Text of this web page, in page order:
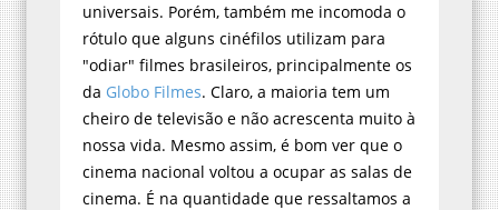
universais. Porém, também me incomoda o
rótulo que alguns cinéfilos utilizam para
"odiar" filmes brasileiros, principalmente os
da Globo Filmes. Claro, a maioria tem um
cheiro de televisão e não acrescenta muito à
nossa vida. Mesmo assim, é bom ver que o
cinema nacional voltou a ocupar as salas de
cinema. É na quantidade que ressaltamos a